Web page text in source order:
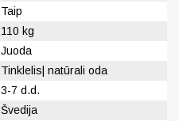
Taip
110 kg
Juoda
Tinklelis| natūrali oda
3-7 d.d.
Švedija